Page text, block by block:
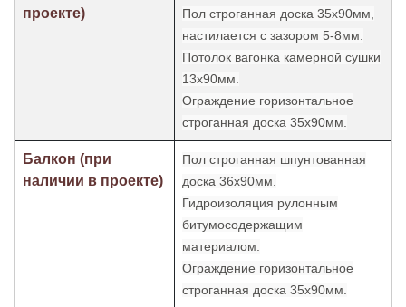
проекте)
Пол строганная доска 35х90мм,
настилается с зазором 5-8мм.
Потолок вагонка камерной сушки
13х90мм.
Ограждение горизонтальное
строганная доска 35х90мм.
Балкон (при
наличии в проекте)
Пол строганная шпунтованная
доска 36х90мм.
Гидроизоляция рулонным
битумосодержащим
материалом.
Ограждение горизонтальное
строганная доска 35х90мм.